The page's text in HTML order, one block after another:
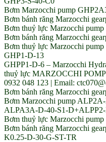
Bơm Marzocchi pump
Bơm bánh răng Marzocchi
Bơm thuỷ lực Marzocchi
Bơm bánh răng Marzocchi
Bơm thuỷ lực Marzocchi
GHP1-D-13
GHPP1-D-6 – Marzocchi
thuỷ lực MARZOCCHI
0932 048 123 | Email:
Bơm bánh răng Marzocchi
Bơm Marzocchi pump
ALPA3A-D-40-S1-
Bơm thuỷ lực Marzocchi
Bơm bánh răng Marzocchi
K0.25-D-30-G-ST-TR